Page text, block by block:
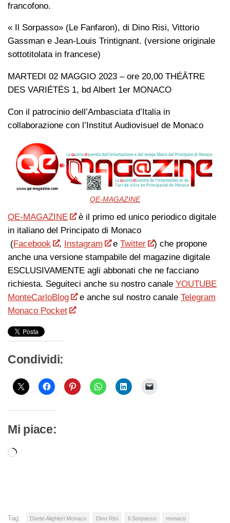
francofono.
« Il Sorpasso» (Le Fanfaron), di Dino Risi, Vittorio
Gassman e Jean-Louis Trintignant. (versione originale
sottotitolata in francese)
MARTEDI 02 MAGGIO 2023 – ore 20,00 THÉÂTRE
DES VARIÉTÉS 1, bd Albert 1er MONACO
Con il patrocinio dell’Ambasciata d’Italia in
collaborazione con l’Institut Audiovisuel de Monaco
QE-MAGAZINE
QE-MAGAZINE
è il primo ed unico periodico digitale
in italiano del Principato di Monaco
(Facebook , Instagram eTwitter
) che propone
anche una versione stampabile del magazine digitale
ESCLUSIVAMENTE agli abbonati che ne facciano
richiesta. Seguiteci anche su nostro canale YOUTUBE
MonteCarloBlog
e anche sul nostro canale Telegram
Monaco Pocket
Condividi:
Mi piace:
Caricamento
Tag: Dante Alighieri Monaco Dino Risi Il Sorpasso monaco